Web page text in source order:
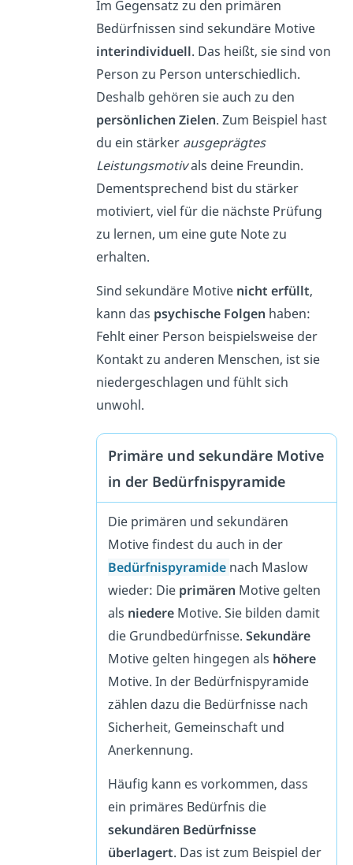
Im Gegensatz zu den primären
Bedürfnissen sind sekundäre Motive
interindividuell. Das heißt, sie sind von
Person zu Person unterschiedlich.
Deshalb gehören sie auch zu den
persönlichen Zielen. Zum Beispiel hast
du ein stärker ausgeprägtes
Leistungsmotivals deine Freundin.
Dementsprechend bist du stärker
motiviert, viel für die nächste Prüfung
zu lernen, um eine gute Note zu
erhalten.
Sind sekundäre Motive nicht erfüllt,
kann das psychische Folgen haben:
Fehlt einer Person beispielsweise der
Kontakt zu anderen Menschen, ist sie
niedergeschlagen und fühlt sich
unwohl.
Primäre und sekundäre Motive
in der Bedürfnispyramide
Die primären und sekundären
Motive findest du auch in der
Bedürfnispyramide nach Maslow
wieder: Die primären Motive gelten
als niedereMotive. Sie bilden damit
die Grundbedürfnisse. Sekundäre
Motive gelten hingegen als höhere
Motive. In der Bedürfnispyramide
zählen dazu die Bedürfnisse nach
Sicherheit, Gemeinschaft und
Anerkennung.
Häufig kann es vorkommen, dass
ein primäres Bedürfnis die
sekundären Bedürfnisse
überlagert. Das ist zum Beispiel der